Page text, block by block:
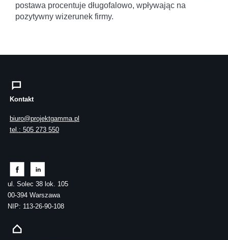
postawa procentuje długofalowo, wpływając na
pozytywny wizerunek firmy.
Kontakt
biuro@projektgamma.pl
tel.: 505 273 550
ul. Solec 38 lok. 105
00-394 Warszawa
NIP: 113-26-90-108